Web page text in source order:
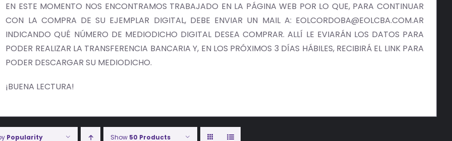
EN ESTE MOMENTO NOS ENCONTRAMOS TRABAJADO EN LA PÁGINA WEB POR LO QUE, PARA CONTINUAR
CON LA COMPRA DE SU EJEMPLAR DIGITAL, DEBE ENVIAR UN MAIL A: EOLCORDOBA@EOLCBA.COM.AR
INDICANDO QUÉ NÚMERO DE MEDIODICHO DIGITAL DESEA COMPRAR. ALLÍ LE EVIARÁN LOS DATOS PARA
PODER REALIZAR LA TRANSFERENCIA BANCARIA Y, EN LOS PRÓXIMOS 3 DÍAS HÁBILES, RECIBIRÁ EL LINK PARA
PODER DESCARGAR SU MEDIODICHO.
¡BUENA LECTURA!
Popularity Show 50 Products